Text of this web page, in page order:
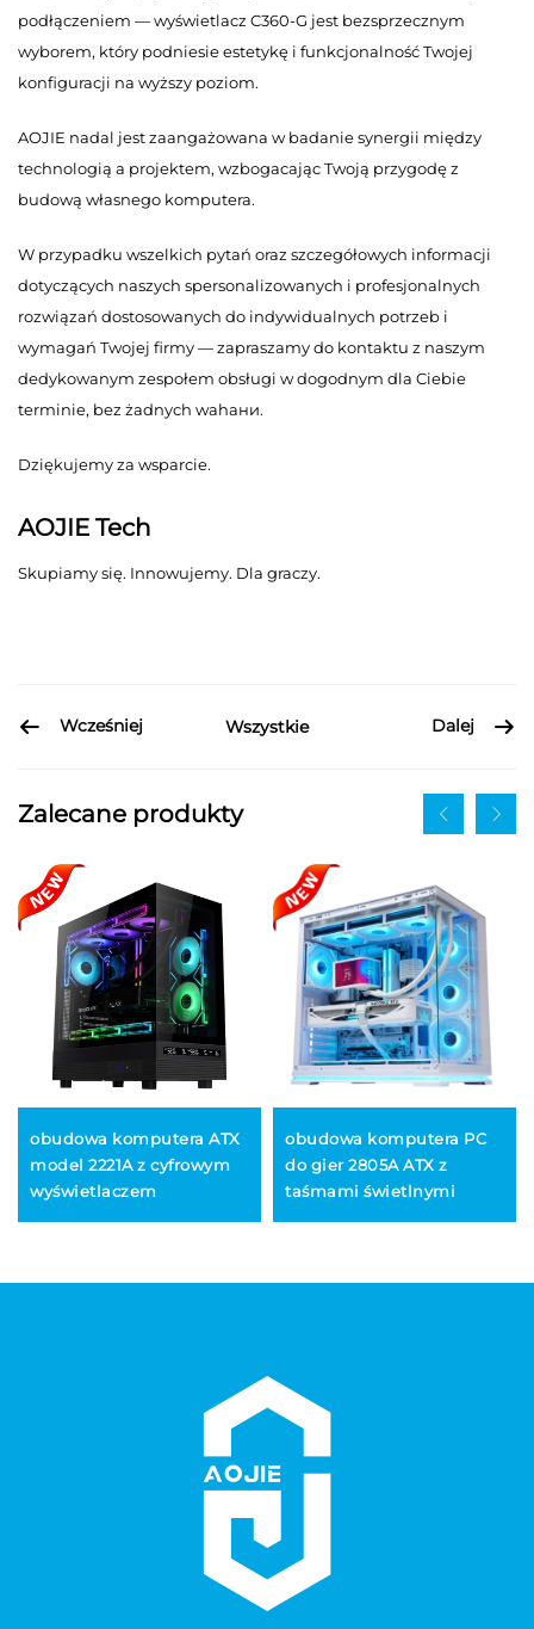
podłączeniem — wyświetlacz C360-G jest bezsprzecznym
wyborem, który podniesie estetykę i funkcjonalność Twojej
konfiguracji na wyższy poziom.
AOJIE nadal jest zaangażowana w badanie synergii między
technologią a projektem, wzbogacając Twoją przygodę z
budową własnego komputera.
W przypadku wszelkich pytań oraz szczegółowych informacji
dotyczących naszych spersonalizowanych i profesjonalnych
rozwiązań dostosowanych do indywidualnych potrzeb i
wymagań Twojej firmy — zapraszamy do kontaktu z naszym
dedykowanym zespołem obsługi w dogodnym dla Ciebie
terminie, bez żadnych wahани.
Dziękujemy za wsparcie.
AOJIE Tech
Skupiamy się. Innowujemy. Dla graczy.
Wcześniej Wszystkie Dalej
Zalecane produkty
obudowa komputera ATX
model 2221A z cyfrowym
wyświetlaczem
obudowa komputera PC
do gier 2805A ATX z
taśmami świetlnymi